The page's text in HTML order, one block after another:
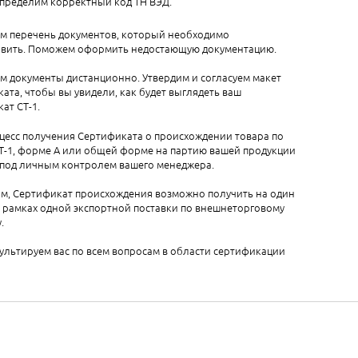
перечень документов, который необходимо
Поможем оформить недостающую документацию.
документы дистанционно. Утвердим и согласуем макет
чтобы вы увидели, как будет выглядеть ваш
СТ-1.
получения Сертификата о происхождении товара по
1, форме А или общей форме на партию вашей продукции
личным контролем вашего менеджера.
Сертификат происхождения возможно получить на один
одной экспортной поставки по внешнеторговому
вас по всем вопросам в области сертификации